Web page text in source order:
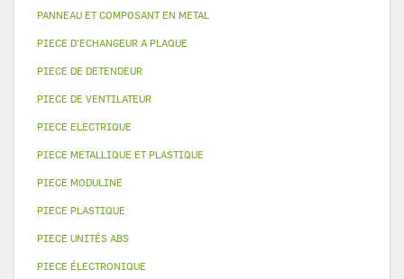
PANNEAU ET COMPOSANT EN METAL
PIECE D'ECHANGEUR A PLAQUE
PIECE DE DETENDEUR
PIECE DE VENTILATEUR
PIECE ELECTRIQUE
PIECE METALLIQUE ET PLASTIQUE
PIECE MODULINE
PIECE PLASTIQUE
PIECE UNITÉS ABS
PIECE ÉLECTRONIQUE